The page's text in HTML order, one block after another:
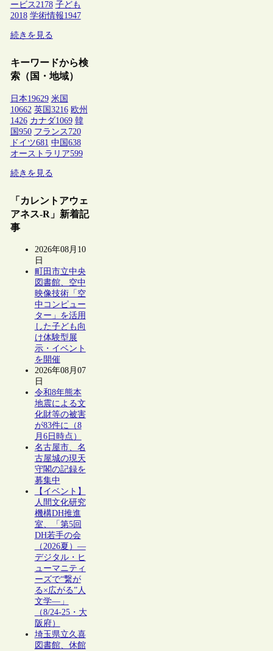
ービス2178 子ども
2018 学術情報1947
続きを見る
キーワードから検
索（国・地域）
日本19629 米国
10662 英国 3216 欧州
1426 カナダ1069 韓
国 950 フランス 720
ドイツ681 中国 638
オーストラリア599
続きを見る
「カレントアウェ
アネス-R」新着記
事
2026年08月10
日
町田市立中央
図書館、空中
映像技術「空
中コンピュー
ター」を活用
した子ども向
け体験型展
示・イベント
を開催
2026年08月07
日
令和8年熊本
地震による文
化財等の被害
が83件に（8
月6日時点）
名古屋市、名
古屋城の現天
守閣の記録を
募集中
【イベント】
人間文化研究
機構DH推進
室、「第5回
DH若手の会
（2026夏）―
デジタル・ヒ
ューマニティ
ーズで“繋が
る×広がる”人
文学―」
（8/24-25・大
阪府）
埼玉県立久喜
図書館、休館